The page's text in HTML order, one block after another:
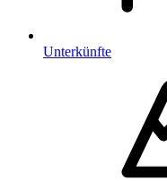
Unterkünfte